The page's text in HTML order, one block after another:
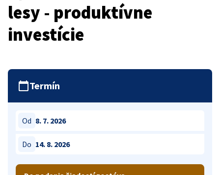
lesy - produktívne
investície
Termín
Od 8. 7. 2026
Do 14. 8. 2026